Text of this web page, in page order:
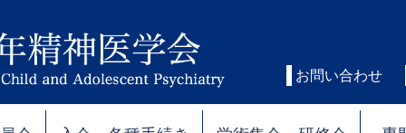
お問い合わせ